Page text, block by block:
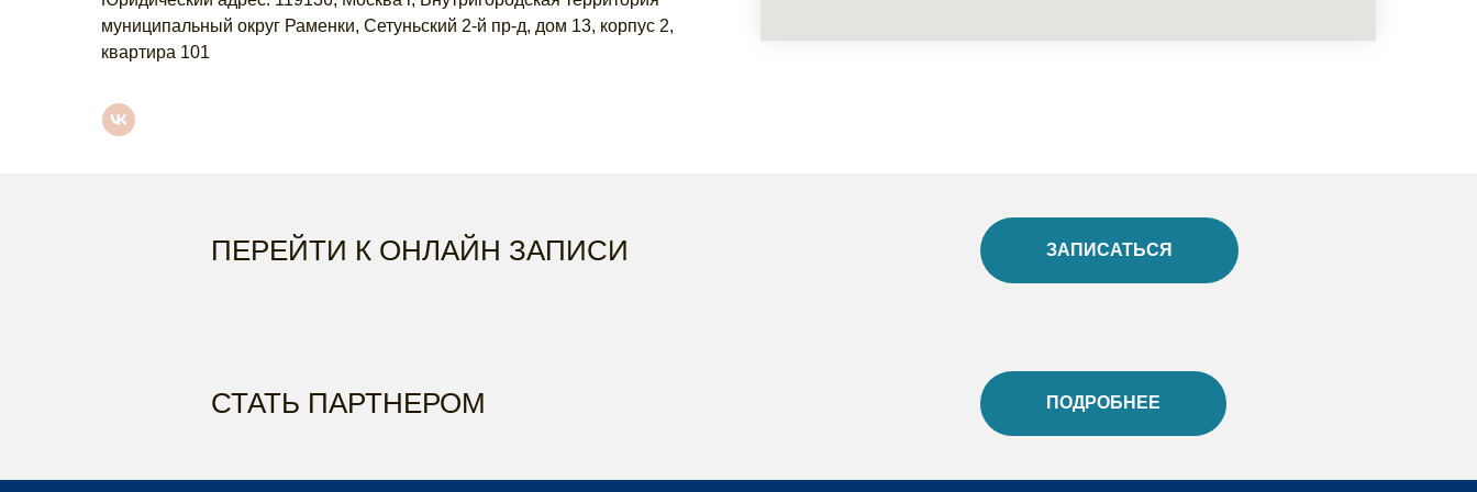
муниципальный округ Раменки, Сетуньский 2-й пр-д, дом 13, корпус 2,
квартира 101
ПЕРЕЙТИ К ОНЛАЙН ЗАПИСИ ЗАПИСАТЬСЯ
СТАТЬ ПАРТНЕРОМ ПОДРОБНЕЕ